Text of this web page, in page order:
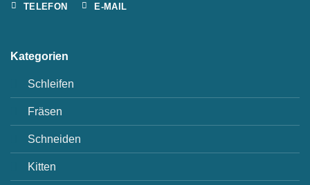
TELEFON E-MAIL
Kategorien
Schleifen
Fräsen
Schneiden
Kitten